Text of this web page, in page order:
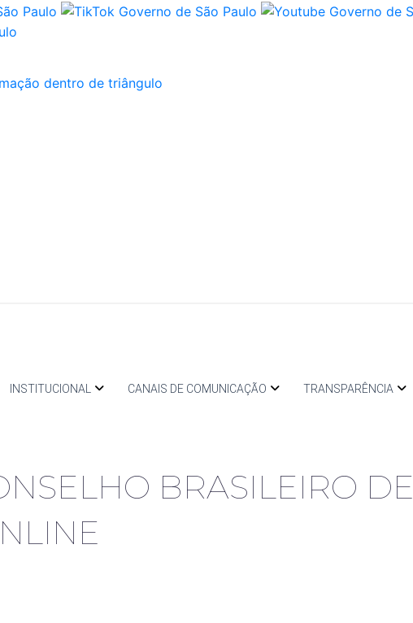
INSTITUCIONAL CANAIS DE COMUNICAÇÃO TRANSPARÊNCIA
BRASILEIRO DE